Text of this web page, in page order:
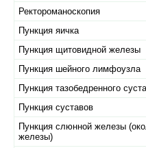
Ректороманоскопия
Пункция яичка
Пункция щитовидной железы
Пункция шейного лимфоузла
Пункция тазобедренного
Пункция суставов
Пункция слюнной железы
железы)